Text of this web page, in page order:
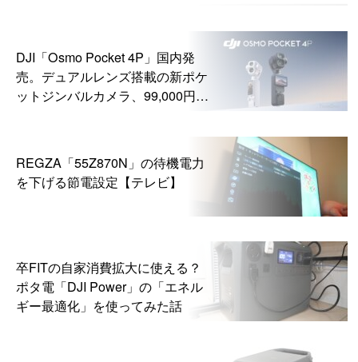
DJI「Osmo Pocket 4P」国内発
売。デュアルレンズ搭載の新ポケ
ットジンバルカメラ、99,000円か
REGZA「55Z870N」の待機電力
を下げる節電設定【テレビ】
卒FITの自家消費拡大に使える？
ポタ電「DJI Power」の「エネル
ギー最適化」を使ってみた話